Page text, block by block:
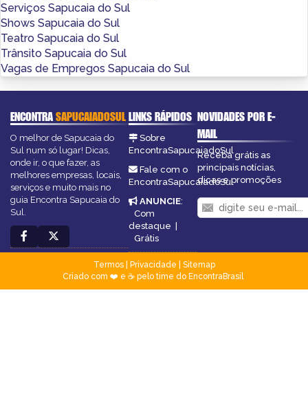
Serviços Sapucaia do Sul
Shows Sapucaia do Sul
Teatro Sapucaia do Sul
Trânsito Sapucaia do Sul
Vagas de Empregos Sapucaia do Sul
ENCONTRASAPUCAIADOSUL
O melhor de Sapucaia do
Sul num só lugar! Dicas,
onde ir, o que fazer, as
melhores empresas, locais,
serviços e muito mais no
guia Encontra Sapucaia do
Sul.
LINKS RÁPIDOS
Sobre
EncontraSapucaiadoSul
Fale com o
EncontraSapucaiadoSul
ANUNCIE:
Com
destaque
Grátis
NOVIDADES POR E-
MAIL
Receba grátis as
principais notícias,
dicas e promoções
Termos| Privacidade
Sitemap
Criado com ❤️ e ☕ pelo time do EncontraBrasil